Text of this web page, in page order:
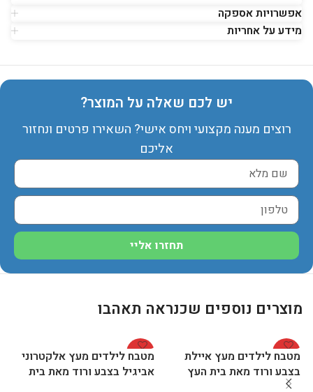
אפשרויות אספקה
מידע על אחריות
יש לכם שאלה על המוצר?
רוצים מענה מקצועי ויחס אישי? השאירו פרטים ונחזור
אליכם
תחזרו אליי
מוצרים נוספים שכנראה תאהבו
-27%
מטבח לילדים מעץ איילת
בצבע ורוד מאת בית העץ
-31%
מטבח לילדים מעץ אלקטרוני
אביגיל בצבע ורוד מאת בית